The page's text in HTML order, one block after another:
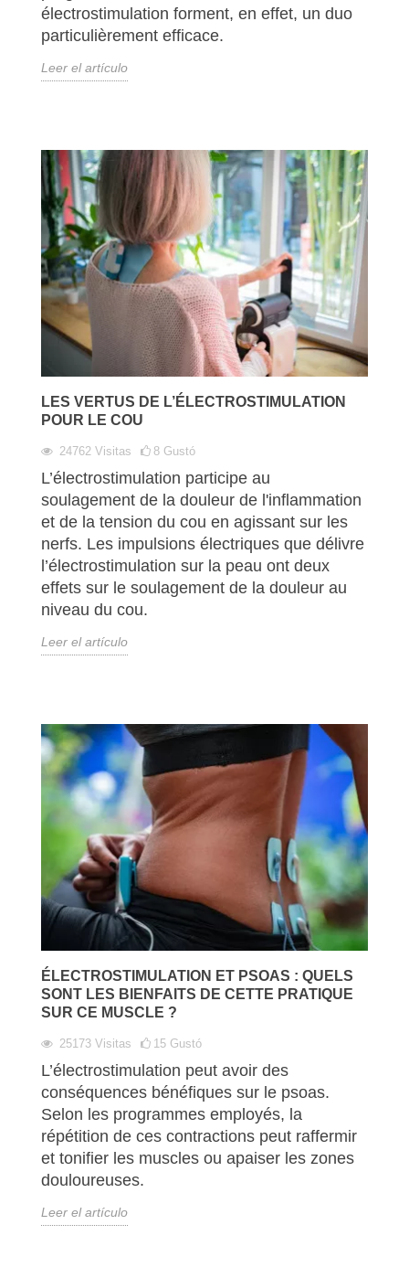
électrostimulation forment, en effet, un duo
particulièrement efficace.
Leer el artículo
LES VERTUS DE L’ÉLECTROSTIMULATION
POUR LE COU
24762 Visitas 8 Gustó
L’électrostimulation participe au
soulagement de la douleur de l'inflammation
et de la tension du cou en agissant sur les
nerfs. Les impulsions électriques que délivre
l’électrostimulation sur la peau ont deux
effets sur le soulagement de la douleur au
niveau du cou.
Leer el artículo
ÉLECTROSTIMULATION ET PSOAS : QUELS
SONT LES BIENFAITS DE CETTE PRATIQUE
SUR CE MUSCLE ?
25173 Visitas 15 Gustó
L’électrostimulation peut avoir des
conséquences bénéfiques sur le psoas.
Selon les programmes employés, la
répétition de ces contractions peut raffermir
et tonifier les muscles ou apaiser les zones
douloureuses.
Leer el artículo